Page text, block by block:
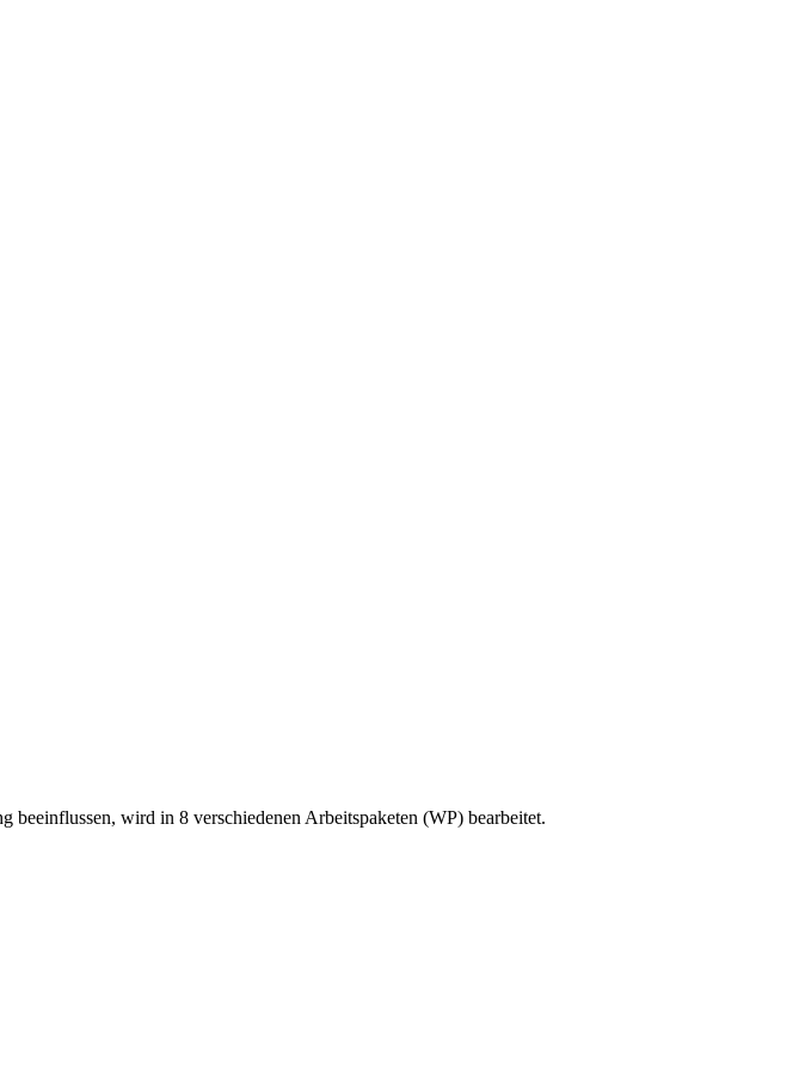
wird in 8 verschiedenen Arbeitspaketen (WP) bearbeitet.